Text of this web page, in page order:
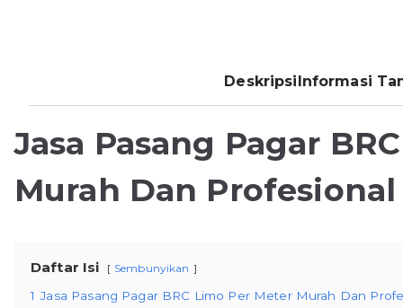
Deskripsi Informasi
Jasa Pasang Pagar
Murah Dan Profesional
Daftar Isi Sembunyikan
1 Jasa Pasang Pagar BRC Limo Per Meter Murah Dan